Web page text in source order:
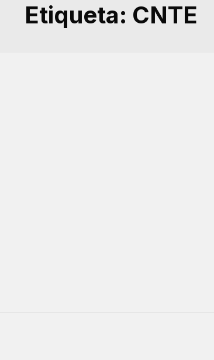
Etiqueta: CNTE